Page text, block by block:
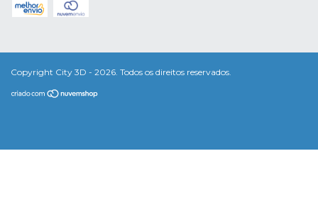
Copyright City 3D - 2026. Todos os direitos reservados.